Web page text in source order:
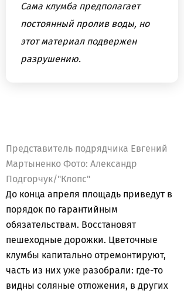
Сама клумба предполагает
постоянный пролив воды, но
этот материал подвержен
разрушению.
Представитель подрядчика Евгений
Мартыненко Фото: Александр
Подгорчук/"Клопс"
До конца апреля площадь приведут в
порядок по гарантийным
обязательствам. Восстановят
пешеходные дорожки. Цветочные
клумбы капитально отремонтируют,
часть из них уже разобрали: где-то
видны соляные отложения, в других